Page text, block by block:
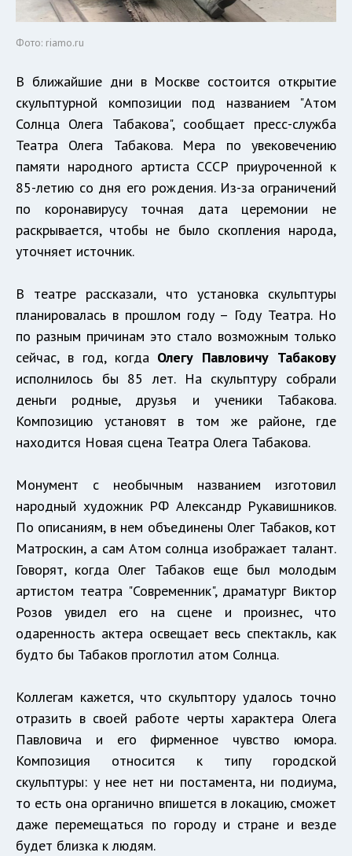
Фото: riamo.ru
В ближайшие дни в Москве состоится открытие
скульптурной композиции под названием "Атом
Солнца Олега Табакова", сообщает пресс-служба
Театра Олега Табакова. Мера по увековечению
памяти народного артиста СССР приуроченной к
85-летию со дня его рождения. Из-за ограничений
по коронавирусу точная дата церемонии не
раскрывается, чтобы не было скопления народа,
уточняет источник.
В театре рассказали, что установка скульптуры
планировалась в прошлом году – Году Театра. Но
по разным причинам это стало возможным только
сейчас, в год, когда Олегу Павловичу Табакову
исполнилось бы 85 лет. На скульптуру собрали
деньги родные, друзья и ученики Табакова.
Композицию установят в том же районе, где
находится Новая сцена Театра Олега Табакова.
Монумент с необычным названием изготовил
народный художник РФ Александр Рукавишников.
По описаниям, в нем объединены Олег Табаков, кот
Матроскин, а сам Атом солнца изображает талант.
Говорят, когда Олег Табаков еще был молодым
артистом театра "Современник", драматург Виктор
Розов увидел его на сцене и произнес, что
одаренность актера освещает весь спектакль, как
будто бы Табаков проглотил атом Солнца.
Коллегам кажется, что скульптору удалось точно
отразить в своей работе черты характера Олега
Павловича и его фирменное чувство юмора.
Композиция относится к типу городской
скульптуры: у нее нет ни постамента, ни подиума,
то есть она органично впишется в локацию, сможет
даже перемещаться по городу и стране и везде
будет близка к людям.